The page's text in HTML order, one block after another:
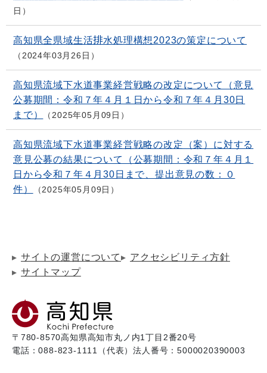
日
高知県全県域生活排水処理構想2023の策定について
2024年03月26日
高知県流域下水道事業経営戦略の改定について（意見
公募期間：令和７年４月１日から令和７年４月30日
まで）
2025年05月09日
高知県流域下水道事業経営戦略の改定（案）に対する
意見公募の結果について（公募期間：令和７年４月１
日から令和７年４月30日まで、提出意見の数：０
件）
2025年05月09日
サイトの運営について
アクセシビリティ方針
サイトマップ
〒780-8570高知県高知市丸ノ内1丁目2番20号
電話：088-823-1111（代表）法人番号：5000020390003